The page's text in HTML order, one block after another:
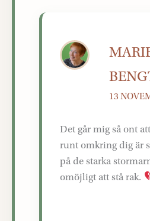
13
Det går mig så ont
runt omkring dig är
på de starka
omöjligt att stå rak.